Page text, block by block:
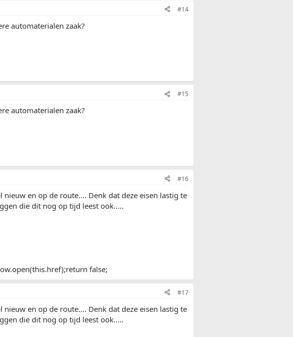
#14
automaterialen zaak?
#15
automaterialen zaak?
#16
en op de route.... Denk dat deze eisen lastig te
die dit nog op tijd leest ook.....
false;
#17
en op de route.... Denk dat deze eisen lastig te
die dit nog op tijd leest ook.....